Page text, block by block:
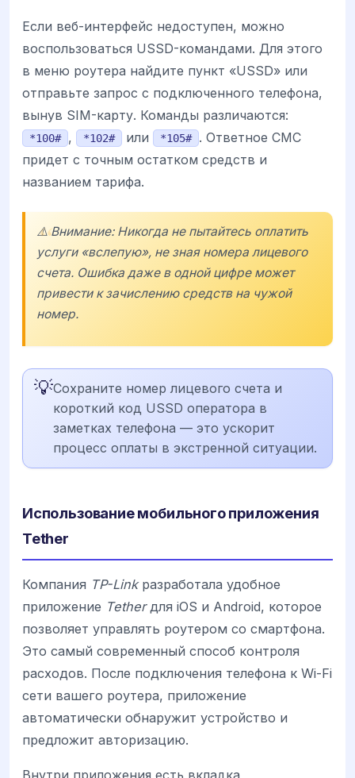
Если веб-интерфейс недоступен, можно
воспользоваться USSD-командами. Для этого
в меню роутера найдите пункт «USSD» или
отправьте запрос с подключенного телефона,
вынув SIM-карту. Команды различаются:
*100# , *102# или *105#
. Ответное СМС
придет с точным остатком средств и
названием тарифа.
⚠️ Внимание: Никогда не пытайтесь оплатить
услуги «вслепую», не зная номера лицевого
счета. Ошибка даже в одной цифре может
привести к зачислению средств на чужой
номер.
💡Сохраните номер лицевого счета и
короткий код USSD оператора в
заметках телефона — это ускорит
процесс оплаты в экстренной ситуации.
Использование мобильного приложения
Tether
Компания TP-Linkразработала удобное
приложение Tetherдля iOS и Android, которое
позволяет управлять роутером со смартфона.
Это самый современный способ контроля
расходов. После подключения телефона к Wi-Fi
сети вашего роутера, приложение
автоматически обнаружит устройство и
предложит авторизацию.